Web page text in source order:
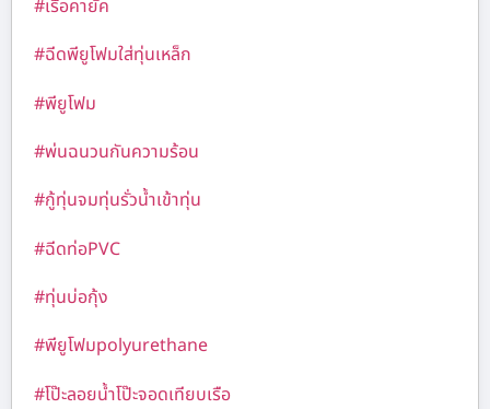
#เรือคายัค
#ฉีดพียูโฟมใส่ทุ่นเหล็ก
#พียูโฟม
#พ่นฉนวนกันความร้อน
#กู้ทุ่นจมทุ่นรั่วน้ำเข้าทุ่น
#ฉีดท่อPVC
#ทุ่นบ่อกุ้ง
#พียูโฟมpolyurethane
#โป๊ะลอยน้ำโป๊ะจอดเทียบเรือ